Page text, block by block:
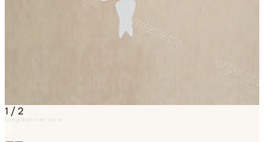
1 / 2
longdenviet.com